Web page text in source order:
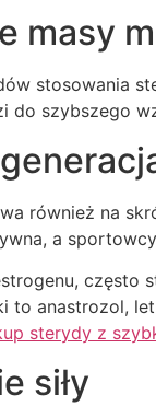
masy
stosowania
do szybszego
również na
a
często
to anastrozol,
sterydy z
siły